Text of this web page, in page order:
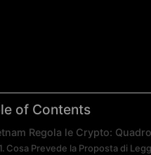
of Contents
Regola le Crypto:
Cosa Prevede la Proposta di